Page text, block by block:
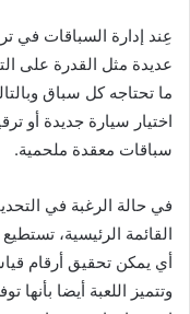
عِند إدارة السباقات في
عديدة مثل القدرة على
ما تحتاجه كل سباق
اختيار سيارة جديدة أو
سباقات معقدة ملحمية.
في حالة الرغبة في
القائمة الرئيسية،
أي يمكن تحقيق أرقام
وتتميز اللعبة أيضا